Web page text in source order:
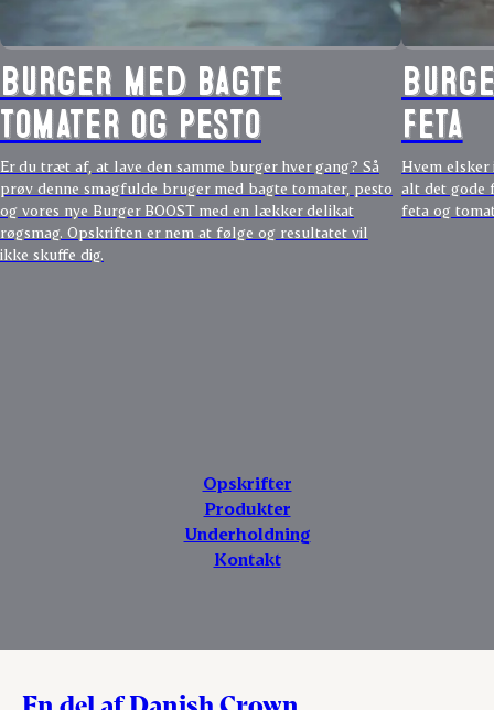
Burger med bagte
tomater og pesto
Er du træt af, at lave den samme burger hver gang? Så
prøv denne smagfulde bruger med bagte tomater, pesto
og vores nye Burger BOOST med en lækker delikat
røgsmag. Opskriften er nem at følge og resultatet vil
ikke skuffe dig.
feta
Hvem
alt det gode
feta og
Opskrifter
Produkter
Underholdning
Kontakt